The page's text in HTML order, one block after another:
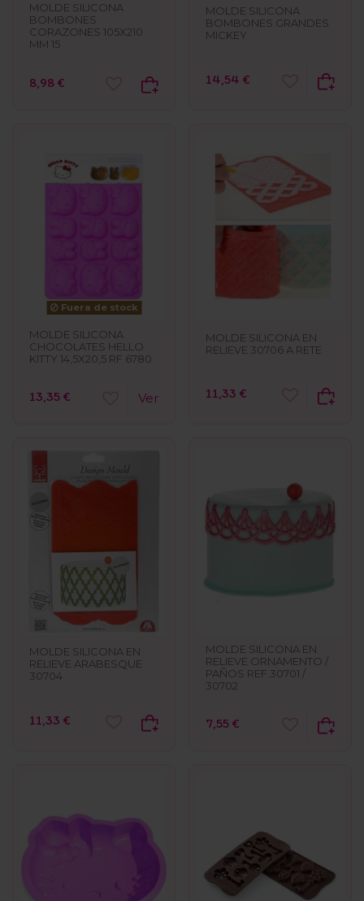
MOLDE SILICONA
BOMBONES
CORAZONES 105X210
MM 15
8,98 €
MOLDE SILICONA
BOMBONES GRANDES
MICKEY
14,54 €
Fuera de stock
MOLDE SILICONA
CHOCOLATES HELLO
KITTY 14,5X20,5 RF 6780
13,35 € Ver
MOLDE SILICONA EN
RELIEVE 30706 A RETE
11,33 €
MOLDE SILICONA EN
RELIEVE ARABESQUE
30704
11,33 €
MOLDE SILICONA EN
RELIEVE ORNAMENTO /
PAÑOS REF.30701 /
30702
7,55 €